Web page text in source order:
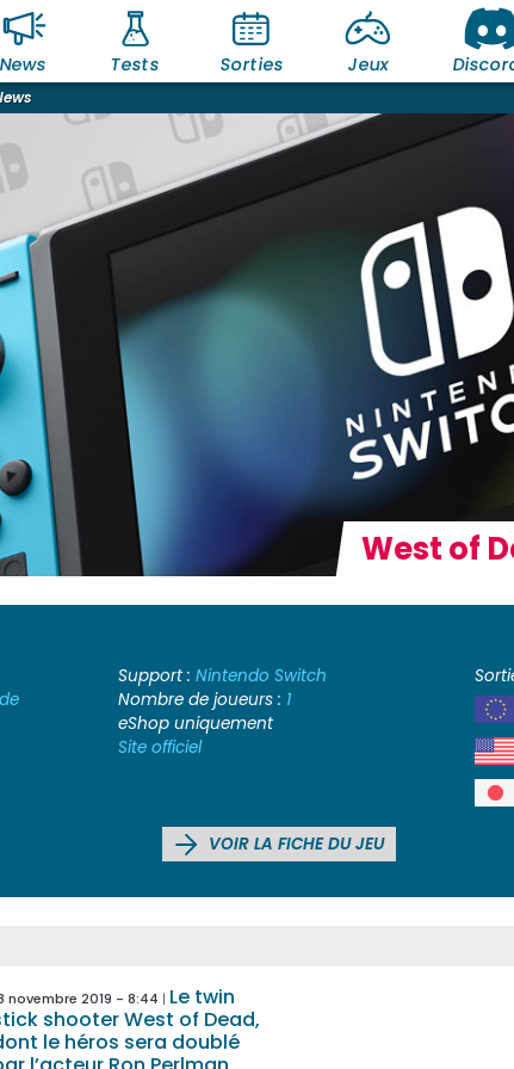
News Tests Sorties Jeux
West of
Support :Nintendo Switch
Nombre de joueurs : 1
eShop uniquement
Site officiel
VOIR LA FICHE DU JEU
novembre 2019 - 8:44
Le twin
shooter West of Dead,
le héros sera doublé